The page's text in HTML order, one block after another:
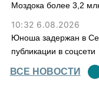
Моздока более 3,2
10:32 6.08.2026
Юноша задержан в
публикации в соцсети
ВСЕ НОВОСТИ